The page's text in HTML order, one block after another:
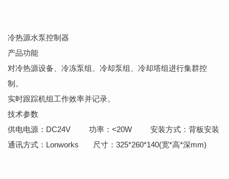
冷热源水泵控制器
产品功能
对冷热源设备、冷冻泵组、冷却泵组、冷却塔组进行集群控
制。
实时跟踪机组工作效率并记录。
技术参数
供电电源：DC24V 功率：<20W 安装方式：背板安装
通讯方式：Lonworks 尺寸：325*260*140(宽*高*深mm)